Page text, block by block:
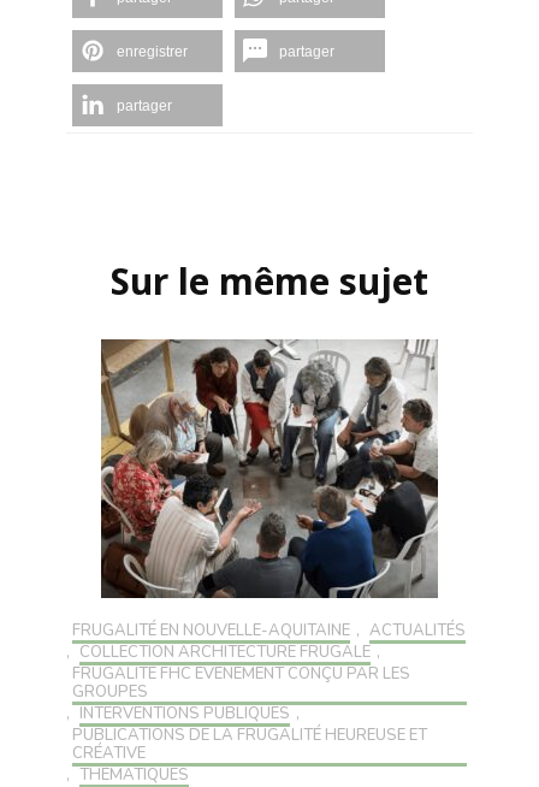
enregistrer partager
partager
Sur le même sujet
FRUGALITÉ EN NOUVELLE-AQUITAINE , ACTUALITÉS
, COLLECTION ARCHITECTURE FRUGALE ,
FRUGALITÉ FHC ÉVÉNEMENT CONÇU PAR LES
GROUPES
, INTERVENTIONS PUBLIQUES ,
PUBLICATIONS DE LA FRUGALITÉ HEUREUSE ET
CRÉATIVE
, THÉMATIQUES